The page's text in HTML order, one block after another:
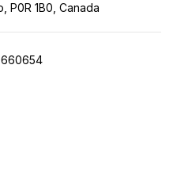
P0R 1B0, Canada